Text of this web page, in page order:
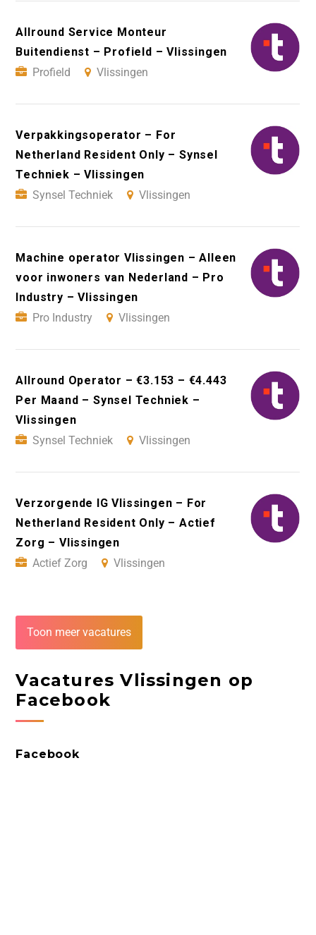
Allround Service Monteur
Buitendienst – Profield – Vlissingen
Profield
Vlissingen
Verpakkingsoperator – For
Netherland Resident Only – Synsel
Techniek – Vlissingen
Synsel Techniek
Vlissingen
Machine operator Vlissingen – Alleen
voor inwoners van Nederland – Pro
Industry – Vlissingen
Pro Industry
Vlissingen
Allround Operator – €3.153 – €4.443
Per Maand – Synsel Techniek –
Vlissingen
Synsel Techniek
Vlissingen
Verzorgende IG Vlissingen – For
Netherland Resident Only – Actief
Zorg – Vlissingen
Actief Zorg
Vlissingen
Toon meer vacatures
Vacatures Vlissingen op
Facebook
Facebook